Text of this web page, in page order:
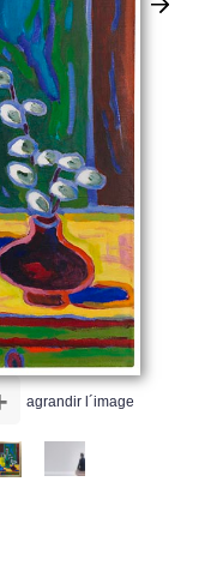
agrandir l´image